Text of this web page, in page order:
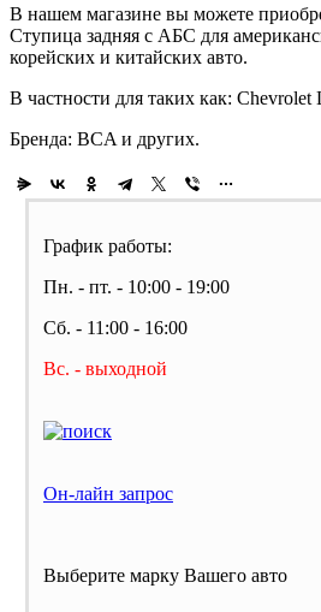
В нашем магазине вы можете
Ступица задняя с АБС для
корейских и китайских авто.
В частности для таких как: Chevrolet
Бренда: BCA и других.
График работы:
Пн. - пт. - 10:00 - 19:00
Сб. - 11:00 - 16:00
Вс. - выходной
Он-лайн запрос
Выберите марку Вашего авто